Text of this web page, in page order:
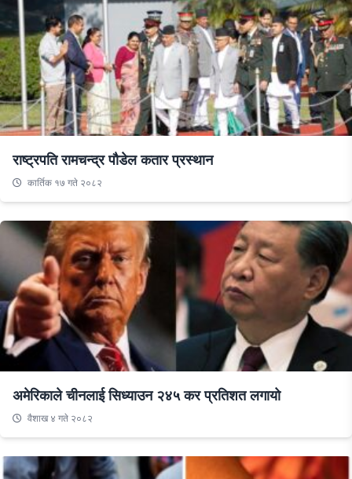
राष्ट्रपति रामचन्द्र पौडेल कतार प्रस्थान
कार्तिक १७ गते २०८२
अमेरिकाले चीनलाई सिध्याउन २४५ कर प्रतिशत लगायो
वैशाख ४ गते २०८२